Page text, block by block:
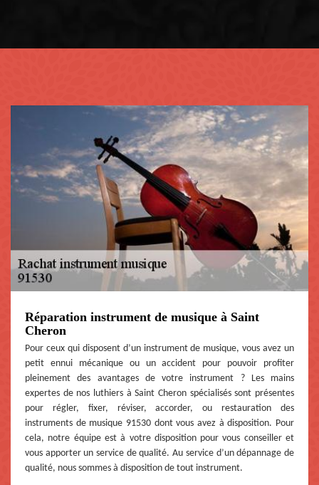
Réparation instrument de musique à Saint
Cheron
Pour ceux qui disposent d’un instrument de musique, vous avez un
petit ennui mécanique ou un accident pour pouvoir profiter
pleinement des avantages de votre instrument ? Les mains
expertes de nos luthiers à Saint Cheron spécialisés sont présentes
pour régler, fixer, réviser, accorder, ou restauration des
instruments de musique 91530 dont vous avez à disposition. Pour
cela, notre équipe est à votre disposition pour vous conseiller et
vous apporter un service de qualité. Au service d’un dépannage de
qualité, nous sommes à disposition de tout instrument.